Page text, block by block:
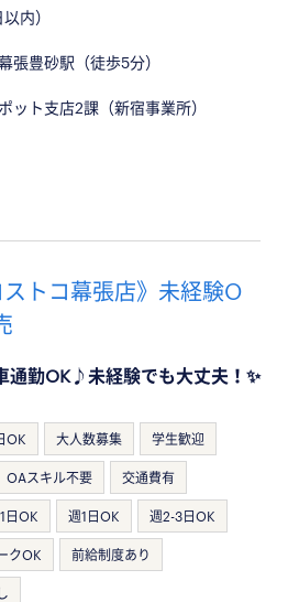
内）
張豊砂駅（徒歩5分）
ット支店2課（新宿事業所）
トコ幕張店》未経験O
勤OK♪未経験でも大丈夫！✨
OK 大人数募集 学生歓迎
OAスキル不要 交通費有
1日OK 週1日OK 週2-3日OK
クOK 前給制度あり